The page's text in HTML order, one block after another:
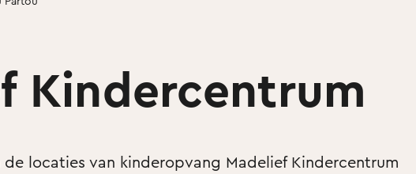
Kindercentrum
de locaties van kinderopvang Madelief Kindercentrum